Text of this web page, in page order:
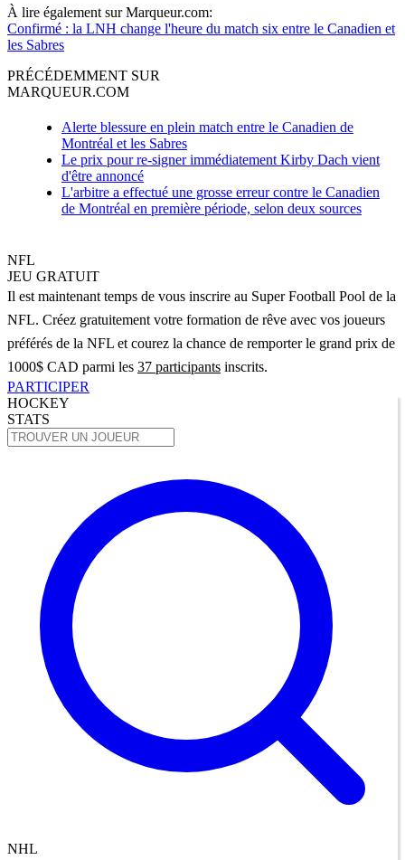
À lire également sur Marqueur.com:
Confirmé : la LNH change l'heure du match six entre le Canadien et
les Sabres
PRÉCÉDEMMENT SUR
MARQUEUR.COM
Alerte blessure en plein match entre le Canadien de
Montréal et les Sabres
Le prix pour re-signer immédiatement Kirby Dach vient
d'être annoncé
L'arbitre a effectué une grosse erreur contre le Canadien
de Montréal en première période, selon deux sources
NFL
JEU GRATUIT
Il est maintenant temps de vous inscrire au Super Football Pool de la
NFL. Créez gratuitement votre formation de rêve avec vos joueurs
préférés de la NFL et courez la chance de remporter le grand prix de
1000$ CAD parmi les 37 participants inscrits.
PARTICIPER
HOCKEY
STATS
NHL